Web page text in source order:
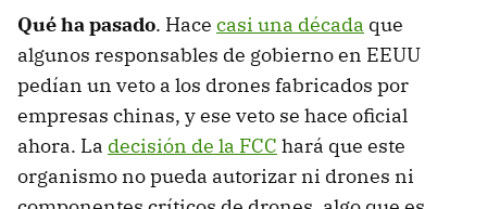
Qué ha pasado. Hace casi una década que
algunos responsables de gobierno en EEUU
pedían un veto a los drones fabricados por
empresas chinas, y ese veto se hace oficial
ahora. La decisión de la FCC hará que este
organismo no pueda autorizar ni drones ni